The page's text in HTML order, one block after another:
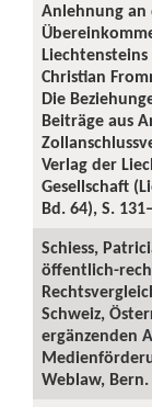
Anlehnung an
Liechtensteins
Christian
Die
Beiträge aus
Verlag der
Gesellschaft
Bd. 64), S.
Schiess,
öffentlich-
Schweiz,
ergänzenden
Weblaw, Bern.